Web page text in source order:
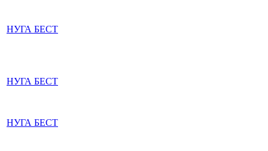
НУГА БЕСТ
НУГА БЕСТ
НУГА БЕСТ